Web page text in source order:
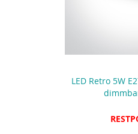
LED Retro 5W